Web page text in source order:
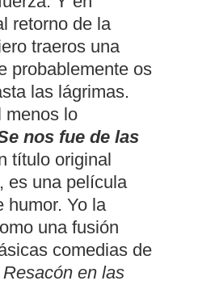
retorno de la
traeros una
probablemente os
las lágrimas.
menos lo
nos fue de las
título original
es una película
humor. Yo la
una fusión
comedias de
Resacón en las